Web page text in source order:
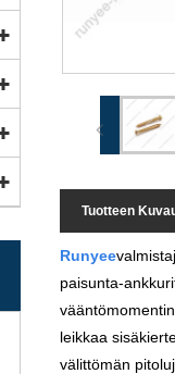
Tuotteen
Runyee
paisunta-
leikkaa
välittömän